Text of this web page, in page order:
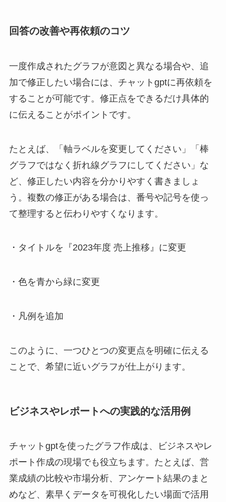
回答の改善や再依頼のコツ
一度作成されたグラフが意図と異なる場合や、追
加で修正したい場合には、チャットgptに再依頼を
することが可能です。修正点をできるだけ具体的
に伝えることがポイントです。
たとえば、「軸ラベルを変更してください」「棒
グラフではなく折れ線グラフにしてください」な
ど、修正したい内容を分かりやすく書きましょ
う。複数の修正がある場合は、番号や記号を使っ
て整理すると伝わりやすくなります。
・タイトルを『2023年度 売上推移』に変更
・色を青から緑に変更
・凡例を追加
このように、一つひとつの変更点を明確に伝える
ことで、希望に近いグラフが仕上がります。
ビジネスやレポートへの実践的な活用例
チャットgptを使ったグラフ作成は、ビジネスやレ
ポート作成の現場でも役立ちます。たとえば、営
業成績の比較や市場分析、アンケート結果のまと
めなど、素早くデータを可視化したい場面で活用